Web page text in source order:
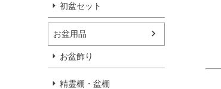
初盆セット
お盆用品
お盆飾り
精霊棚・盆棚